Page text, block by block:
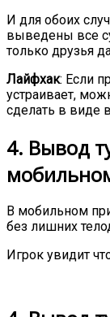
И для обоих
выведены все
только друзья
Лайфхак: Если
устраивает,
сделать в виде
4. Вывод
В мобильном
без лишних
Игрок увидит